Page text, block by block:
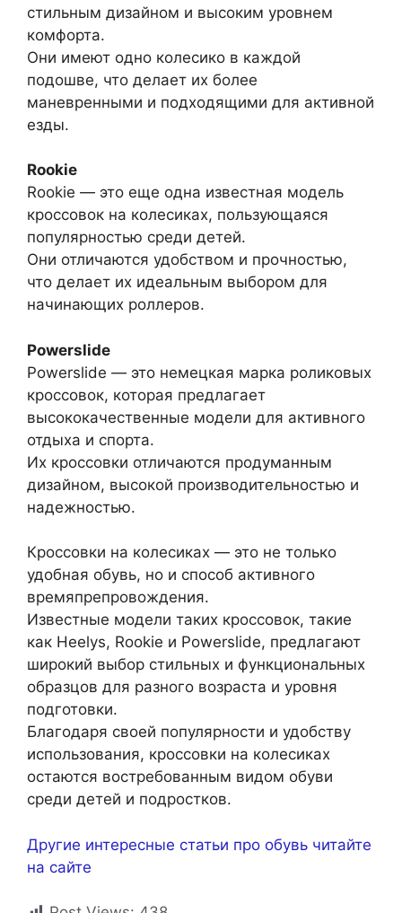
стильным дизайном и высоким уровнем
комфорта.
Они имеют одно колесико в каждой
подошве, что делает их более
маневренными и подходящими для активной
езды.
Rookie
Rookie — это еще одна известная модель
кроссовок на колесиках, пользующаяся
популярностью среди детей.
Они отличаются удобством и прочностью,
что делает их идеальным выбором для
начинающих роллеров.
Powerslide
Powerslide — это немецкая марка роликовых
кроссовок, которая предлагает
высококачественные модели для активного
отдыха и спорта.
Их кроссовки отличаются продуманным
дизайном, высокой производительностью и
надежностью.
Кроссовки на колесиках — это не только
удобная обувь, но и способ активного
времяпрепровождения.
Известные модели таких кроссовок, такие
как Heelys, Rookie и Powerslide, предлагают
широкий выбор стильных и функциональных
образцов для разного возраста и уровня
подготовки.
Благодаря своей популярности и удобству
использования, кроссовки на колесиках
остаются востребованным видом обуви
среди детей и подростков.
Другие интересные статьи про обувь читайте
на сайте